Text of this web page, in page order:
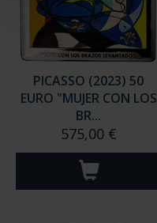
PICASSO (2023) 50
EURO "MUJER CON LOS
BR...
575,00 €